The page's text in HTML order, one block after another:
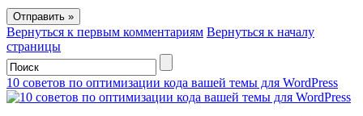
Вернуться к первым комментариям Вернуться к началу
страницы
10 советов по оптимизации кода вашей темы для WordPress